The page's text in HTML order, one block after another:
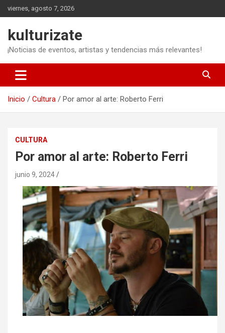
Saltar
al
viernes, agosto 7, 2026
kulturizate
¡Noticias de eventos, artistas y tendencias más relevantes!
Inicio Cultura Por amor al arte: Roberto Ferri
CULTURA
Por amor al arte: Roberto Ferri
junio 9, 2024